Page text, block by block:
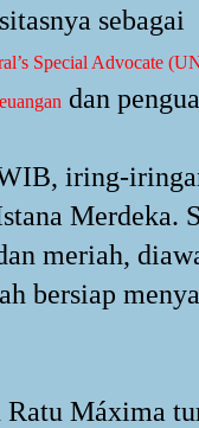
sebagai
Special Advocate
dan
iring-
Merdeka.
meriah,
bersiap
Máxima